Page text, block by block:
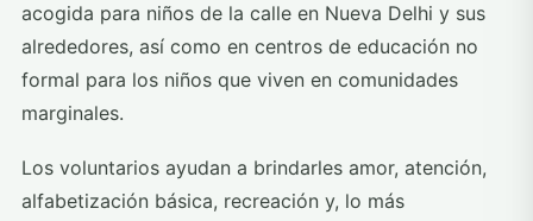
acogida para niños de la calle en Nueva Delhi y sus
alrededores, así como en centros de educación no
formal para los niños que viven en comunidades
marginales.
Los voluntarios ayudan a brindarles amor, atención,
alfabetización básica, recreación y, lo más